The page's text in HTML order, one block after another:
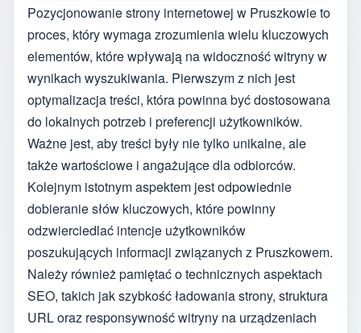
Pozycjonowanie strony internetowej w Pruszkowie to
proces, który wymaga zrozumienia wielu kluczowych
elementów, które wpływają na widoczność witryny w
wynikach wyszukiwania. Pierwszym z nich jest
optymalizacja treści, która powinna być dostosowana
do lokalnych potrzeb i preferencji użytkowników.
Ważne jest, aby treści były nie tylko unikalne, ale
także wartościowe i angażujące dla odbiorców.
Kolejnym istotnym aspektem jest odpowiednie
dobieranie słów kluczowych, które powinny
odzwierciedlać intencje użytkowników
poszukujących informacji związanych z Pruszkowem.
Należy również pamiętać o technicznych aspektach
SEO, takich jak szybkość ładowania strony, struktura
URL oraz responsywność witryny na urządzeniach